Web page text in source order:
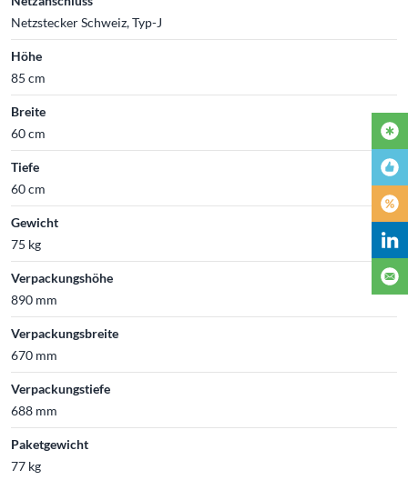
Netzstecker Schweiz, Typ-J
Höhe
85 cm
Breite
60 cm
Tiefe
60 cm
Gewicht
75 kg
Verpackungshöhe
890 mm
Verpackungsbreite
670 mm
Verpackungstiefe
688 mm
Paketgewicht
77 kg